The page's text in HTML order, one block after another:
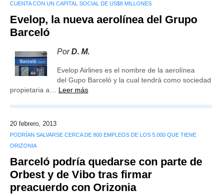
CUENTA CON UN CAPITAL SOCIAL DE US$8 MILLONES
Evelop, la nueva aerolínea del Grupo
Barceló
PorD. M.
Evelop Airlines es el nombre de la aerolínea
del Gupo Barceló y la cual tendrá como sociedad
propietaria a… Leer más
20 febrero, 2013
PODRÍAN SALVARSE CERCA DE 800 EMPLEOS DE LOS 5.000 QUE TIENE
ORIZONIA
Barceló podría quedarse con parte de
Orbest y de Vibo tras firmar
preacuerdo con Orizonia